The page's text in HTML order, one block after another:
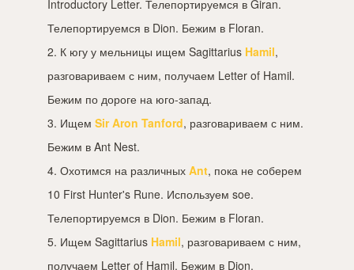
Introductory Letter. Телепортируемся в Giran.
Телепортируемся в Dion. Бежим в Floran.
2. К югу у мельницы ищем Sagittarius Hamil,
разговариваем с ним, получаем Letter of Hamil.
Бежим по дороге на юго-запад.
3. Ищем Sir Aron Tanford, разговариваем с ним.
Бежим в Ant Nest.
4. Охотимся на различных Ant, пока не соберем
10 First Hunter's Rune. Используем soe.
Телепортируемся в Dion. Бежим в Floran.
5. Ищем Sagittarius Hamil, разговариваем с ним,
получаем Letter of Hamil. Бежим в Dion.